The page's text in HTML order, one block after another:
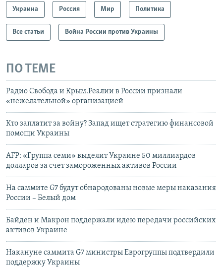
Украина Россия Мир Политика
Все статьи Война России против Украины
ПО ТЕМЕ
Радио Свобода и Крым.Реалии в России признали
«нежелательной» организацией
Кто заплатит за войну? Запад ищет стратегию финансовой
помощи Украины
AFP: «Группа семи» выделит Украине 50 миллиардов
долларов за счет замороженных активов России
На саммите G7 будут обнародованы новые меры наказания
России – Белый дом
Байден и Макрон поддержали идею передачи российских
активов Украине
Накануне саммита G7 министры Еврогруппы подтвердили
поддержку Украины